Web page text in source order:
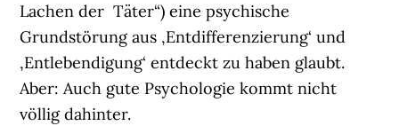
Lachen der Täter“) eine psychische
Grundstörung aus ‚Entdifferenzierung‘ und
‚Entlebendigung‘ entdeckt zu haben glaubt.
Aber: Auch gute Psychologie kommt nicht
völlig dahinter.